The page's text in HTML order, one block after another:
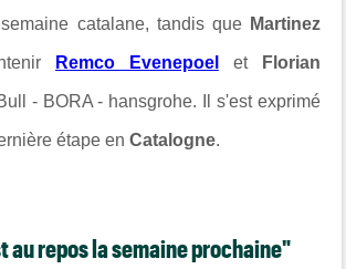
catalane, tandis que Martinez
Remco Evenepoel et Florian
- BORA - hansgrohe. Il s'est exprimé
étape enCatalogne.
au repos la semaine prochaine"